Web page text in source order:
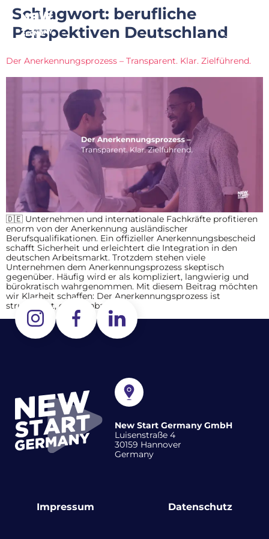
Schlagwort: berufliche
Perspektiven Deutschland
Der Anerkennungsprozess – Transparent. Klar. Zielführend.
🇩🇪 Unternehmen und internationale Fachkräfte profitieren
enorm von der Anerkennung ausländischer
Berufsqualifikationen. Ein offizieller Anerkennungsbescheid
schafft Sicherheit und erleichtert die Integration in den
deutschen Arbeitsmarkt. Trotzdem stehen viele
Unternehmen dem Anerkennungsprozess skeptisch
gegenüber. Häufig wird er als kompliziert, langwierig und
bürokratisch wahrgenommen. Mit diesem Beitrag möchten
wir Klarheit schaffen: Der Anerkennungsprozess ist
strukturiert, gut planbar […]
New Start Germany GmbH
Luisenstraße 4
30159 Hannover
Germany
Impressum Datenschutz